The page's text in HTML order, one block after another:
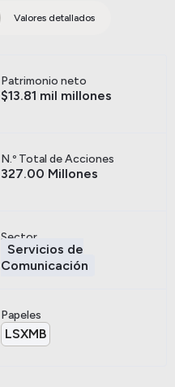
Valores detallados
Patrimonio neto
$13.81 mil millones
N.º Total de Acciones
327.00 Millones
Sector
Servicios de
Comunicación
Papeles
LSXMB